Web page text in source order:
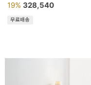
러
19% 328,540
무료배송